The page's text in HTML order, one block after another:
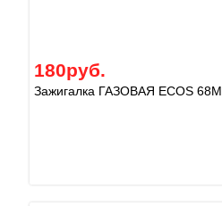
180руб.
Зажигалка ГАЗОВАЯ ECOS 68M